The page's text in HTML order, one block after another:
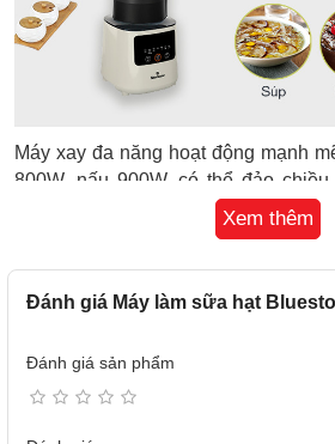
Máy xay đa năng hoạt động mạnh
800W, nấu 900W, có thể đảo
Công suất xay 800W, nấu 900W
làm nóng 360 độ sẽ giúp thực phẩm
hoặc khi xay nhuyễn mịn hơn.
Xem thêm
Đánh giá Máy làm sữa hạt
Đánh giá sản phẩm